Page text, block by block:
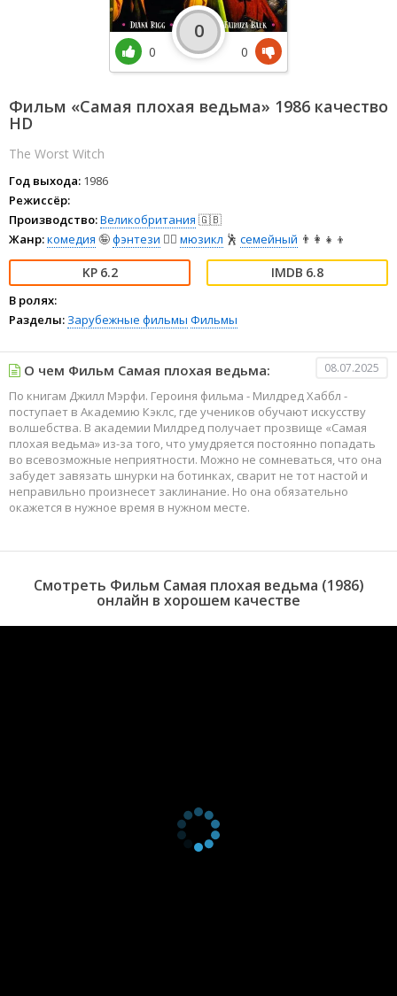
Фильм «Самая плохая ведьма» 1986 качество
HD
The Worst Witch
Год выхода: 1986
Режиссёр:
Производство:Великобритания 🇬🇧
Жанр:комедия 🤪фэнтези 🧝‍♂️ мюзикл 🕺 семейный 👨‍👩‍👧‍👦
6.2 6.8
В ролях:
Разделы: Зарубежные фильмы Фильмы
0
0
0
О чем Фильм Самая плохая ведьма: 08.07.2025
По книгам Джилл Мэрфи. Героиня фильма - Милдред Хаббл -
поступает в Академию Кэклс, где учеников обучают искусству
волшебства. В академии Милдред получает прозвище «Самая
плохая ведьма» из-за того, что умудряется постоянно попадать
во всевозможные неприятности. Можно не сомневаться, что она
забудет завязать шнурки на ботинках, сварит не тот настой и
неправильно произнесет заклинание. Но она обязательно
окажется в нужное время в нужном месте.
Смотреть Фильм Самая плохая ведьма (1986)
онлайн в хорошем качестве